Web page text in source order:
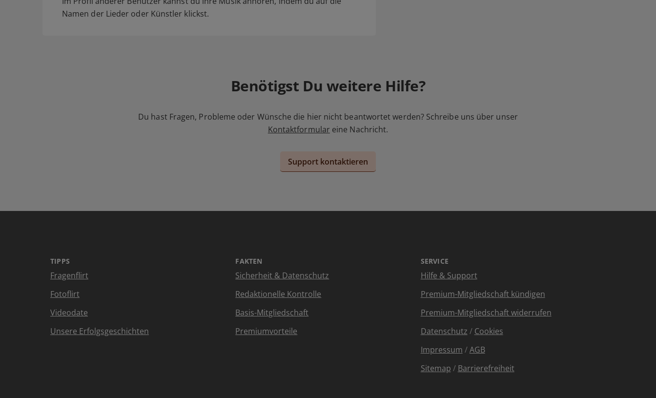
Namen der Lieder oder Künstler klickst.
Benötigst Du weitere Hilfe?
Du hast Fragen, Probleme oder Wünsche die hier nicht beantwortet werden? Schreibe uns über unser
Kontaktformular eine Nachricht.
Support kontaktieren
TIPPS
Fragenflirt
Fotoflirt
Videodate
Unsere Erfolgsgeschichten
FAKTEN
Sicherheit & Datenschutz
Redaktionelle Kontrolle
Basis-Mitgliedschaft
Premiumvorteile
SERVICE
Hilfe & Support
Premium-Mitgliedschaft kündigen
Premium-Mitgliedschaft widerrufen
Datenschutz / Cookies
Impressum /AGB
Sitemap / Barrierefreiheit